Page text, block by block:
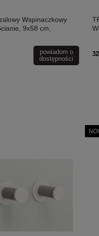
Wspinaczkowy
9x58 cm,
powiadom o
dostępności